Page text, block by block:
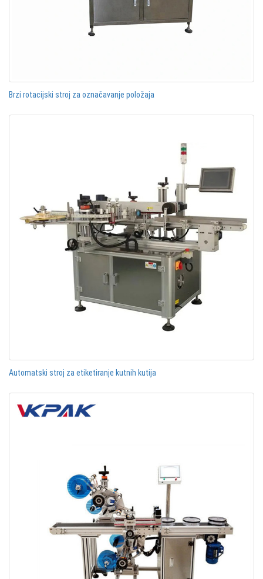
Brzi rotacijski stroj za označavanje položaja
Automatski stroj za etiketiranje kutnih kutija